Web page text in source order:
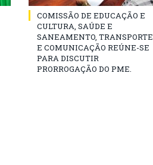
COMISSÃO DE EDUCAÇÃO E
CULTURA, SAÚDE E
SANEAMENTO, TRANSPORTE
E COMUNICAÇÃO REÚNE-SE
PARA DISCUTIR
PRORROGAÇÃO DO PME.